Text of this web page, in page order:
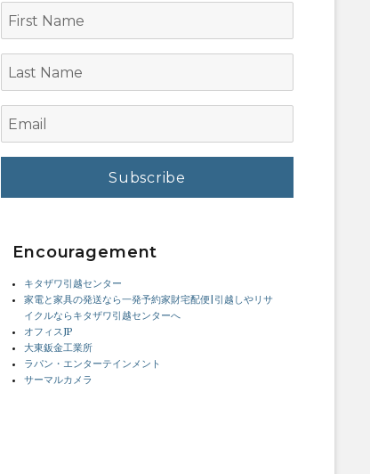
First
Name
Name
Encouragement
キタザワ引越センター
家電と家具の発送なら一発予約家財宅配便|引越しやリサ
イクルならキタザワ引越センターへ
オフィスJP
大東鈑金工業所
ラパン・エンターテインメント
サーマルカメラ